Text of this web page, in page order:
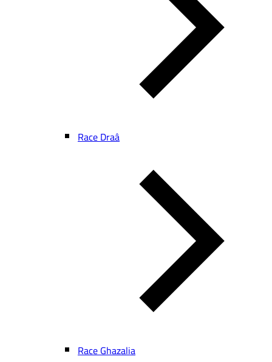
Race Draâ
Race Ghazalia